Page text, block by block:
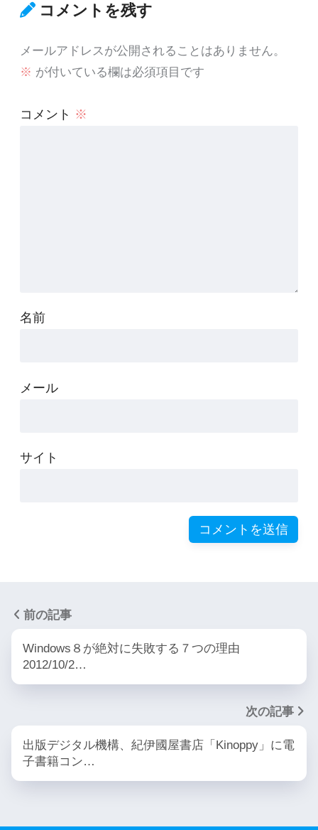
コメントを残す
メールアドレスが公開されることはありません。
※ が付いている欄は必須項目です
コメント ※
名前
メール
サイト
前の記事
Windows８が絶対に失敗する７つの理由
2012/10/2…
次の記事
出版デジタル機構、紀伊國屋書店「Kinoppy」に電
子書籍コン…